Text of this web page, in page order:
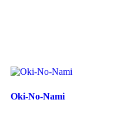
Oki-No-Nami